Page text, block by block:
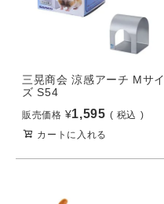
三晃商会 涼感アーチ Mサイ
ズ S54
販売価格 ¥1,595
税込
カートに入れる